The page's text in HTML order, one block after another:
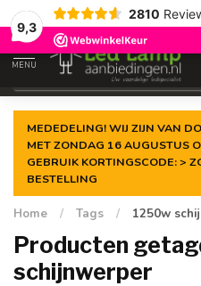
9,3
2810
Gegarandeerde delaagste
MENU
MEDEDELING! WIJ ZIJN VAN
MET ZONDAG 16 AUGUSTUS
GEBRUIK KORTINGSCODE: >
BESTELLING
Home / Tags / 1250w
Producten
schijnwerper